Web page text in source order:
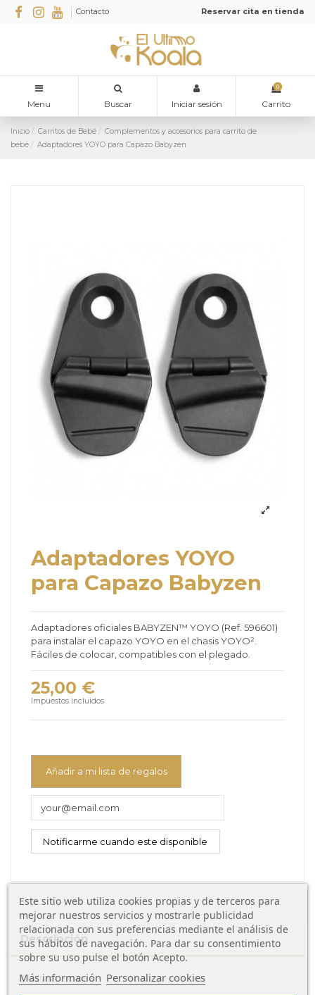
Contacto Reservar cita en tienda
Menu Buscar Iniciar sesión
0
Carrito
Inicio Carritos de Bebé
Complementos y accesorios para carrito de
bebé
Adaptadores YOYO para Capazo Babyzen
Adaptadores YOYO
para Capazo Babyzen
Adaptadores oficiales BABYZEN™ YOYO (Ref. 596601)
para instalar el capazo YOYO en el chasis YOYO².
Fáciles de colocar, compatibles con el plegado.
25,00 €
Impuestos incluidos
Añadir a mi lista de regalos
Descripción
Ficha técnica
Este sitio web utiliza cookies propias y de terceros para
mejorar nuestros servicios y mostrarle publicidad
relacionada con sus preferencias mediante el análisis de
sus hábitos de navegación. Para dar su consentimiento
sobre su uso pulse el botón Acepto.
Más información Personalizar cookies